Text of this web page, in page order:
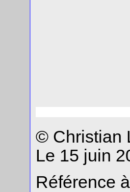
© Christian
Le 15 juin
Référence